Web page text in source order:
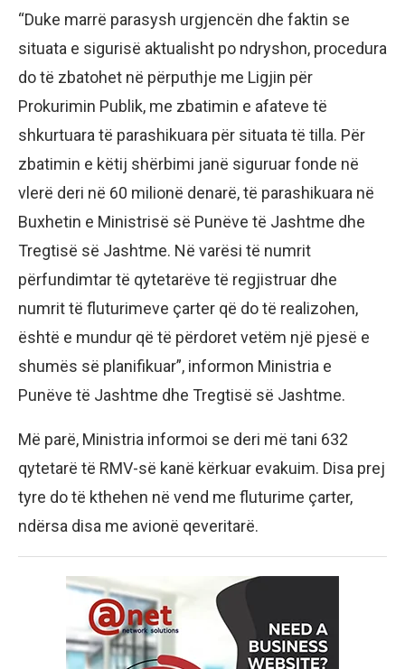
“Duke marrë parasysh urgjencën dhe faktin se
situata e sigurisë aktualisht po ndryshon, procedura
do të zbatohet në përputhje me Ligjin për
Prokurimin Publik, me zbatimin e afateve të
shkurtuara të parashikuara për situata të tilla. Për
zbatimin e këtij shërbimi janë siguruar fonde në
vlerë deri në 60 milionë denarë, të parashikuara në
Buxhetin e Ministrisë së Punëve të Jashtme dhe
Tregtisë së Jashtme. Në varësi të numrit
përfundimtar të qytetarëve të regjistruar dhe
numrit të fluturimeve çarter që do të realizohen,
është e mundur që të përdoret vetëm një pjesë e
shumës së planifikuar”, informon Ministria e
Punëve të Jashtme dhe Tregtisë së Jashtme.
Më parë, Ministria informoi se deri më tani 632
qytetarë të RMV-së kanë kërkuar evakuim. Disa prej
tyre do të kthehen në vend me fluturime çarter,
ndërsa disa me avionë qeveritarë.